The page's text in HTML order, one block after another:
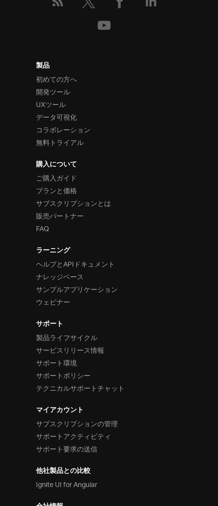
製品
初めての方へ
開発ツール
UXツール
データ可視化
コラボレーション
無料トライアル
購入について
ご購入ガイド
プランと価格
サブスクリプションとは
販売パートナー
FAQ
ラーニング
ヘルプとAPIドキュメント
ナレッジベース
サンプルアプリケーション
ウェビナー
サポート
製品ライフサイクル
サービスリリース情報
サポート環境
サポートポリシー
テクニカルサポートチャット
マイアカウント
サブスクリプションの管理
サポートアクティビティ
サポート要求の送信
他社製品との比較
Ignite UI for Angular